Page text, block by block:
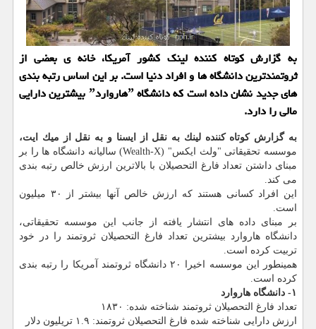
به گزارش كوتاه كننده لینك كشور آمریكا، خانه ی بعضی از
ثروتمندترین دانشگاه ها و افراد دنیا است. بر این اساس رتبه بندی
های جدید نشان داده است كه دانشگاه ˮهارواردˮ بیشترین دارایی
مالی را دارد.
به گزارش كوتاه كننده لینك به نقل از ایسنا و به نقل از میك ایت،
موسسه تحقیقاتی "ولث ایكس" (Wealth-X) سالیانه دانشگاه ها را بر
مبنای داشتن تعداد فارغ التحصیلان با بالاترین ارزش خالص رتبه بندی
می كند.
این افراد كسانی هستند كه ارزش خالص آنها بیشتر از ۳۰ میلیون
است.
بر مبنای داده های انتشار یافته از جانب این موسسه تحقیقاتی،
دانشگاه هاروارد بیشترین تعداد فارغ التحصیلان ثروتمند را در خود
تربیت كرده است.
همینطور این موسسه اخیرا ۲۰ دانشگاه ثروتمند آمریكا را رتبه بندی
كرده است.
۱- دانشگاه هاروارد
تعداد فارغ التحصیلان ثروتمند شناخته شده: ۱۸۳۰
ارزش دارایی شناخته شده فارغ التحصیلان ثروتمند: ۱.۹ تریلیون دلار